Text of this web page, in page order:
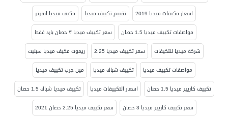
اسعار مكيفات ميديا 2019
تقييم تكييف ميديا
مكيف ميديا انفرتر
مواصفات تكييف ميديا 1.5 حصان
سعر تكييف ميديا ٣ حصان بارد فقط
شركة ميديا للتكيفات
سعر تكييف ميديا 2.25
ريموت مكيف ميديا سبليت
مواصفات تكييف ميديا
تكييف شباك ميديا
مين جرب تكييف ميديا
تكييف كاريير ميديا 1.5 حصان
اسعار التكييفات ميديا
تكييف ميديا شباك 1.5 حصان
سعر تكييف كاريير ميديا 3 حصان
سعر تكييف ميديا 2.25 حصان 2021